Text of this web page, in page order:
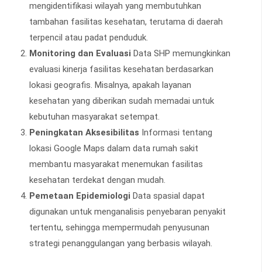
mengidentifikasi wilayah yang membutuhkan
tambahan fasilitas kesehatan, terutama di daerah
terpencil atau padat penduduk.
Monitoring dan Evaluasi Data SHP memungkinkan
evaluasi kinerja fasilitas kesehatan berdasarkan
lokasi geografis. Misalnya, apakah layanan
kesehatan yang diberikan sudah memadai untuk
kebutuhan masyarakat setempat.
Peningkatan Aksesibilitas Informasi tentang
lokasi Google Maps dalam data rumah sakit
membantu masyarakat menemukan fasilitas
kesehatan terdekat dengan mudah.
Pemetaan Epidemiologi Data spasial dapat
digunakan untuk menganalisis penyebaran penyakit
tertentu, sehingga mempermudah penyusunan
strategi penanggulangan yang berbasis wilayah.